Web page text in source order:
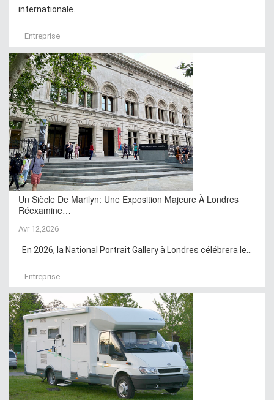
internationale...
Entreprise
Un Siècle De Marilyn: Une Exposition Majeure À Londres
Réexamine…
Avr 12,2026
En 2026, la National Portrait Gallery à Londres célébrera le...
Entreprise